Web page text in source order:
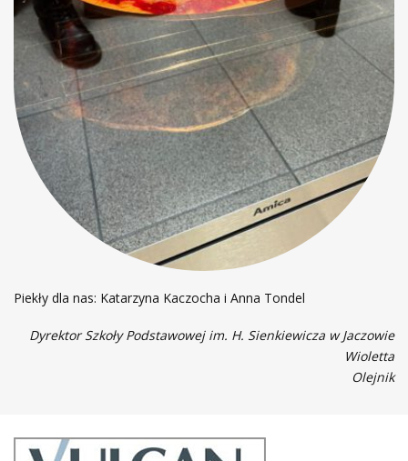
Piekły dla nas: Katarzyna Kaczocha i Anna Tondel
Dyrektor Szkoły Podstawowej im. H. Sienkiewicza w Jaczowie
Wioletta
Olejnik